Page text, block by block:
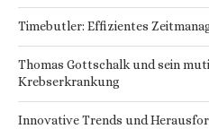
Timebutler: Effizientes
Thomas Gottschalk und sein
Krebserkrankung
Innovative Trends und